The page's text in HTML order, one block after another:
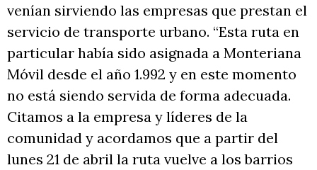
venían sirviendo las empresas que prestan el
servicio de transporte urbano. “Esta ruta en
particular había sido asignada a Monteriana
Móvil desde el año 1.992 y en este momento
no está siendo servida de forma adecuada.
Citamos a la empresa y líderes de la
comunidad y acordamos que a partir del
lunes 21 de abril la ruta vuelve a los barrios